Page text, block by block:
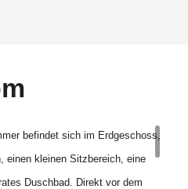
Esstisch mit 4 Stühlen
befindet sich im Erdgeschoss,
einen kleinen Sitzbereich, eine
Duschbad. Direkt vor dem